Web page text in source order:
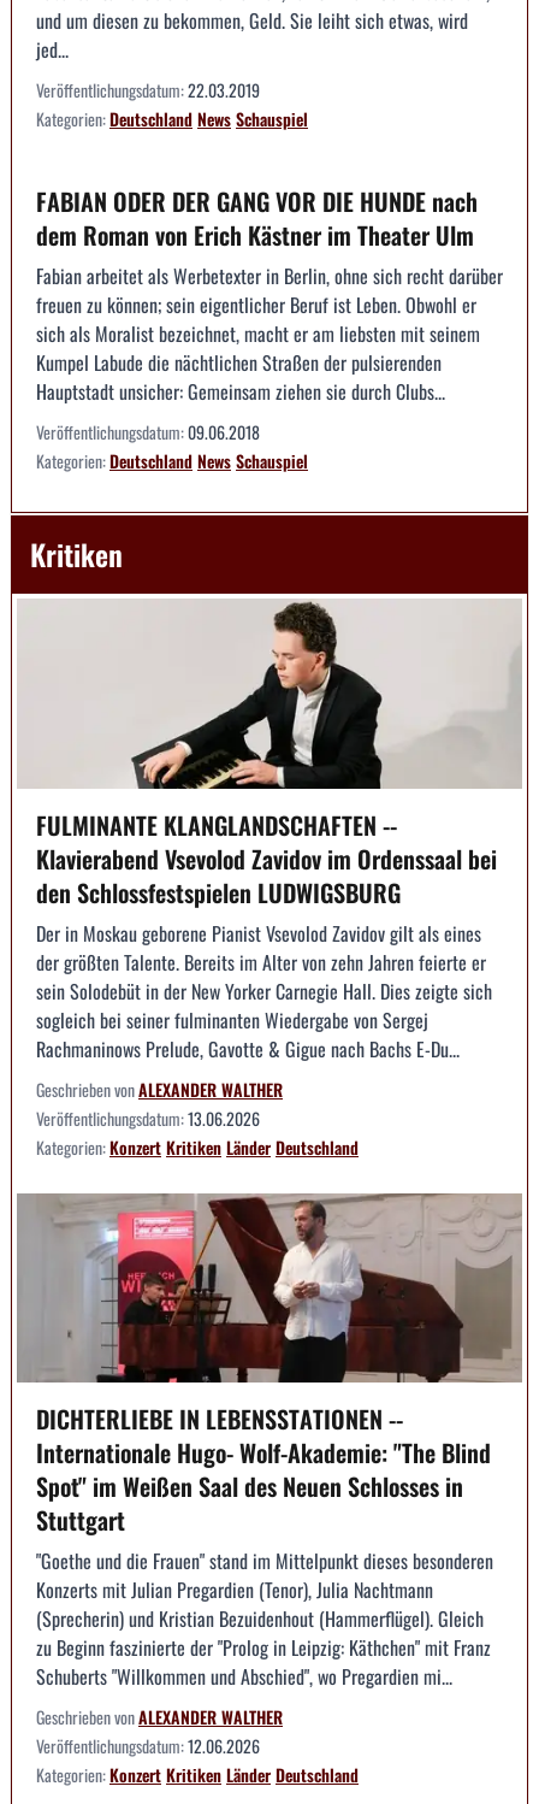
und um diesen zu bekommen, Geld. Sie leiht sich etwas, wird
jed...
Veröffentlichungsdatum:22.03.2019
Kategorien:DeutschlandNewsSchauspiel
FABIAN ODER DER GANG VOR DIE HUNDE nach
dem Roman von Erich Kästner im Theater Ulm
Fabian arbeitet als Werbetexter in Berlin, ohne sich recht darüber
freuen zu können; sein eigentlicher Beruf ist Leben. Obwohl er
sich als Moralist bezeichnet, macht er am liebsten mit seinem
Kumpel Labude die nächtlichen Straßen der pulsierenden
Hauptstadt unsicher: Gemeinsam ziehen sie durch Clubs...
Veröffentlichungsdatum:09.06.2018
Kategorien:DeutschlandNewsSchauspiel
Kritiken
FULMINANTE KLANGLANDSCHAFTEN --
Klavierabend Vsevolod Zavidov im Ordenssaal bei
den Schlossfestspielen LUDWIGSBURG
Der in Moskau geborene Pianist Vsevolod Zavidov gilt als eines
der größten Talente. Bereits im Alter von zehn Jahren feierte er
sein Solodebüt in der New Yorker Carnegie Hall. Dies zeigte sich
sogleich bei seiner fulminanten Wiedergabe von Sergej
Rachmaninows Prelude, Gavotte & Gigue nach Bachs E-Du...
Geschrieben vonALEXANDER WALTHER
Veröffentlichungsdatum:13.06.2026
Kategorien:KonzertKritikenLänderDeutschland
DICHTERLIEBE IN LEBENSSTATIONEN --
Internationale Hugo- Wolf-Akademie: "The Blind
Spot" im Weißen Saal des Neuen Schlosses in
Stuttgart
"Goethe und die Frauen" stand im Mittelpunkt dieses besonderen
Konzerts mit Julian Pregardien (Tenor), Julia Nachtmann
(Sprecherin) und Kristian Bezuidenhout (Hammerflügel). Gleich
zu Beginn faszinierte der "Prolog in Leipzig: Käthchen" mit Franz
Schuberts "Willkommen und Abschied", wo Pregardien mi...
Geschrieben vonALEXANDER WALTHER
Veröffentlichungsdatum:12.06.2026
Kategorien:KonzertKritikenLänderDeutschland